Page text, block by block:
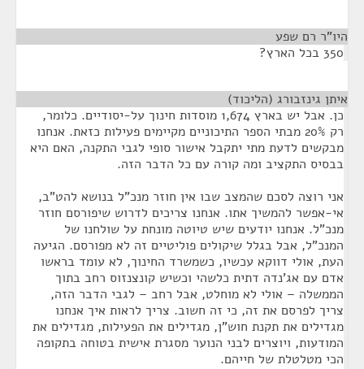
היו"ר רם שפע
350 בכל הארץ?
איתן גינזבורג (הליכוד)
כן. אבל יש בארץ 1,674 מוסדות חינוך על-יסודיים. כלומר,
רק 20% מבתי הספר התיכוניים מקיימים פעילות כזאת. אנחנו
מבקשים לדעת מתי יתקבל אישור סופי לגבי התקנה, האם היא
בבסיס התקציב ומה קורה עם כל הדבר הזה.
אני רוצה לסכם שהמצב שבו אין חוזר מנכ"ל בנושא להט"ב,
אי-אפשר להמשיך אתו. אנחנו צריכים לדרוש שיפורסם חוזר
מנכ"ל. אנחנו יודעים שיש טיוטה מונחת על שולחנו של
המנכ"ל, אבל בגלל שיקולים פוליטיים זה לא מפורסם. הגיעה
העת, אולי דווקא עכשיו, כשמשרד החינוך, לא עומד בראשו
אדם עם אג'נדה דתית כלשהי וכשיש קונצנזוס רחב בתוך
הממשלה – אולי לא מוחלט, אבל רחב – לגבי הדבר הזה,
צריך לפרסם את זה, כי זה חשוב. צריך לראות איך אנחנו
מגדילים את תקנת חוש"ן, מגדילים את הפעילות, מגדילים את
המודעות, ויוצרים לבני הנוער מסגרת אישית בטוחה בתקופה
הכי מטלטלת של חייהם.